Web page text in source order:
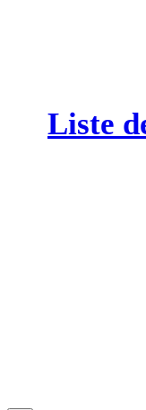
Liste